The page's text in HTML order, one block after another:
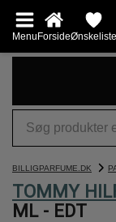
MenuForsideØnskeliste
BILLIGPARFUME.DK
TOMMY
ML - EDT